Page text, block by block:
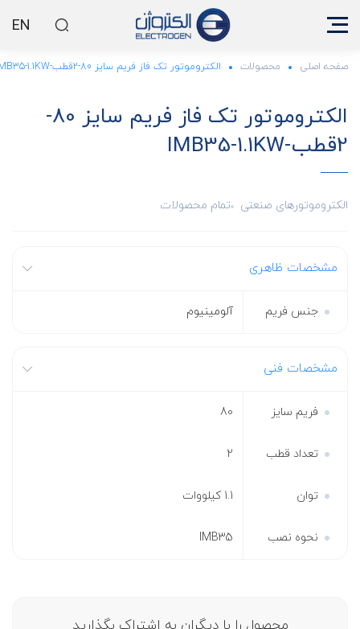
EN
صفحه اصلی محصولات الکتروموتور تک فاز فریم سایز 80-2قطب-IMB35-1.1KW
الکتروموتور تک فاز فریم سایز 80-
2قطب-IMB35-1.1KW
الکتروموتورهای صنعتی تمام محصولات
مشخصات ظاهری
جنس فریم آلومینیوم
مشخصات فنی
فریم سایز 80
تعداد قطب 2
توان 1.1 کیلووات
نحوه نصب IMB35